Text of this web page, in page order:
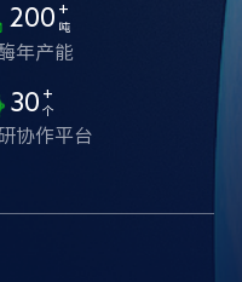
200 +
吨
年产能
30 +
个
协作平台